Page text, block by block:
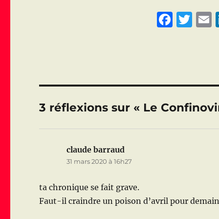
F
b
o
k
T
r
3 réflexions sur « Le
claude barraud
31 mars 2020 à 16h27
ta chronique se fait grave.
Faut-il craindre un poison d’avril pour